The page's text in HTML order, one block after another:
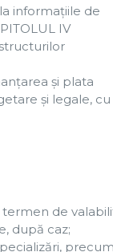
informaţiile de
IV
şi plata
şi legale, cu
de
după caz;